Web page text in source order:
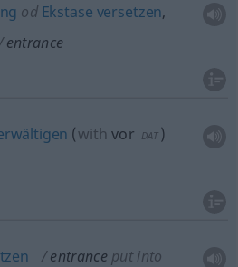
odEkstase versetzen,
entrance
(with vor DAT )
entrance put into